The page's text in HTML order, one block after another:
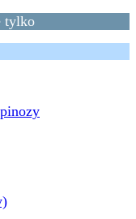
tylko